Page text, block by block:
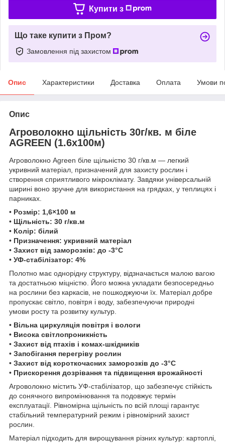
Купити з
Що таке купити з Пром?
Замовлення під захистом
Опис Характеристики Доставка Оплата Умови
Опис
Агроволокно щільність 30г/кв. м біле
AGREEN (1.6х100м)
Агроволокно Agreen біле щільністю 30 г/кв.м — легкий
укривний матеріал, призначений для захисту рослин і
створення сприятливого мікроклімату. Завдяки універсальній
ширині воно зручне для використання на грядках, у теплицях і
парниках.
• Розмір: 1,6×100 м
• Щільність: 30 г/кв.м
• Колір: білий
• Призначення: укривний матеріал
• Захист від заморозків: до -3°C
• УФ-стабілізатор: 4%
Полотно має однорідну структуру, відзначається малою вагою
та достатньою міцністю. Його можна укладати безпосередньо
на рослини без каркасів, не пошкоджуючи їх. Матеріал добре
пропускає світло, повітря і воду, забезпечуючи природні
умови росту та розвитку культур.
• Вільна циркуляція повітря і вологи
• Висока світлопроникність
• Захист від птахів і комах-шкідників
• Запобігання перегріву рослин
• Захист від короткочасних заморозків до -3°C
• Прискорення дозрівання та підвищення врожайності
Агроволокно містить УФ-стабілізатор, що забезпечує стійкість
до сонячного випромінювання та подовжує термін
експлуатації. Рівномірна щільність по всій площі гарантує
стабільний температурний режим і рівномірний захист
рослин.
Матеріал підходить для вирощування різних культур: картоплі,